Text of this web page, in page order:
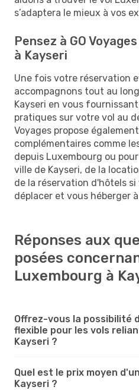
s’adaptera le mieux à vos
Pensez à GO
à Kayseri
Une fois votre réservation
accompagnons tout au
Kayseri en vous
pratiques sur votre vol au
Voyages propose
complémentaires comme
depuis Luxembourg ou
ville de Kayseri, de la
de la réservation d'hôtels
déplacer et vous héberger
Réponses aux
posées
Luxembourg à
Offrez-vous la possibilité
flexible pour les vols
Kayseri ?
Quel est le prix moyen
Kayseri ?